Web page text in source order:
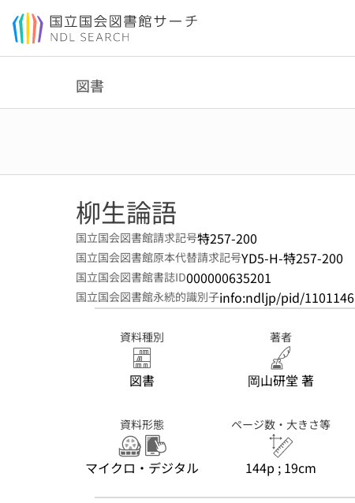
本文へ移動
図書
柳生論語
国立国会図書館請求記号特257-200
国立国会図書館原本代替請求記号YD5-H-特257-200
国立国会図書館書誌ID000000635201
国立国会図書館永続的識別子info:ndljp/pid/1101146
資料種別
図書
著者
岡山研堂 著
資料形態
マイクロ・デジタル
ページ数・大きさ等
144p ; 19cm